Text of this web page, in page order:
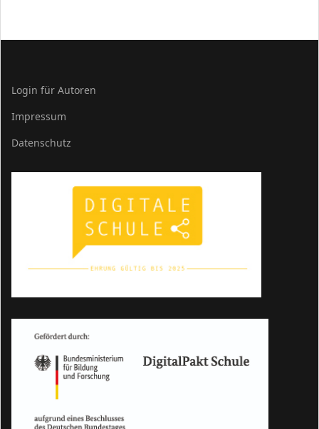
Login für Autoren
Impressum
Datenschutz